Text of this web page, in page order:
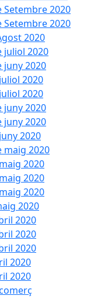
Setembre 2020
Setembre 2020
2020
juliol 2020
juny 2020
2020
2020
juny 2020
juny 2020
2020
maig 2020
2020
2020
2020
2020
2020
2020
2020
2020
2020